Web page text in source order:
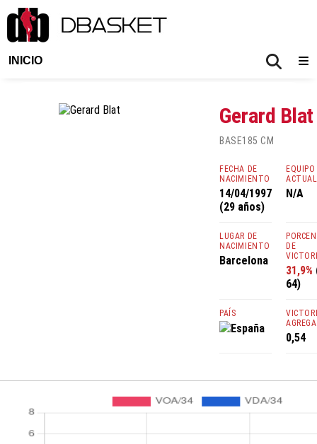
INICIO
Gerard Blat
BASE185 CM
FECHA DE
NACIMIENTO
14/04/1997
(29 años)
LUGAR DE
NACIMIENTO
Barcelona
PAÍS
España
EQUIPO
ACTUAL
N/A
DE
31,9%
64)
0,54